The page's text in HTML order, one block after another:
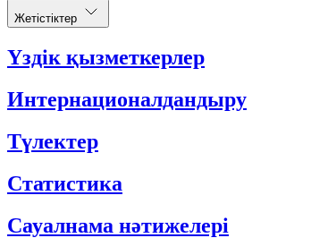
Жетістіктер
Үздік қызметкерлер
Интернационалдандыру
Түлектер
Статистика
Сауалнама нәтижелері